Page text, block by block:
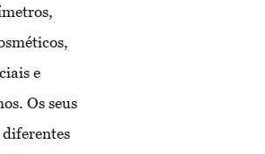
e
Os seus